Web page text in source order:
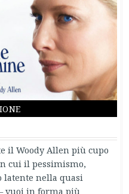
il Woody Allen più cupo
cui il pessimismo,
latente nella quasi
vuoi in forma più